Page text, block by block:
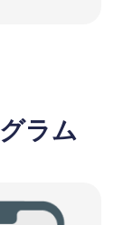
ラム